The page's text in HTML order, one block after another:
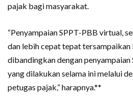
pajak bagi masyarakat.
“Penyampaian SPPT-PBB virtual,
dan lebih cepat tepat
dibandingkan dengan penyampaian
yang dilakukan selama ini melalui
petugas pajak,” harapnya.**